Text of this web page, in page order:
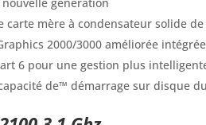
carte mère à condensateur solide
2000/3000 améliorée
6 pour une gestion plus
de™ démarrage sur disque